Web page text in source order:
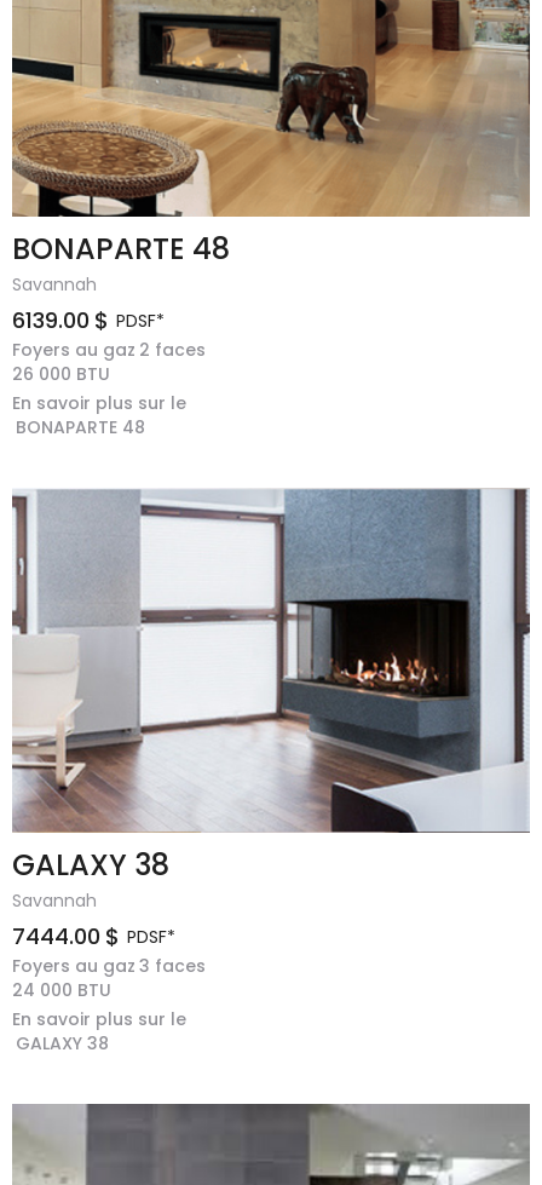
BONAPARTE 48
Savannah
6139.00 $ PDSF*
Foyers au gaz 2 faces
26 000 BTU
En savoir plus sur le
BONAPARTE 48
GALAXY 38
Savannah
7444.00 $ PDSF*
Foyers au gaz 3 faces
24 000 BTU
En savoir plus sur le
GALAXY 38